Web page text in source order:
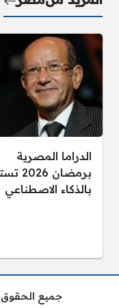
الدراما المصرية
برمضان
بالذكاء الاصطناعي
جميع الحقوق